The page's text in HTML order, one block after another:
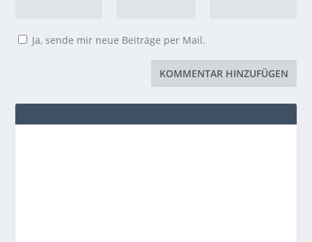
Ja, sende mir neue Beiträge per Mail.